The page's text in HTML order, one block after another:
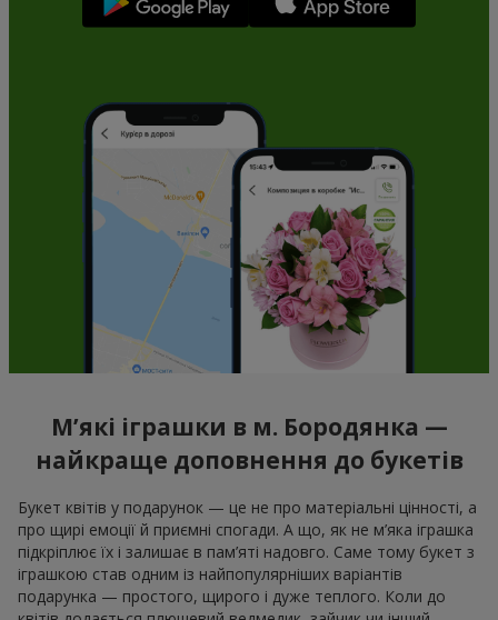
М’які іграшки в м. Бородянка —
найкраще доповнення до букетів
Букет квітів у подарунок — це не про матеріальні цінності, а
про щирі емоції й приємні спогади. А що, як не м’яка іграшка
підкріплює їх і залишає в пам’яті надовго. Саме тому букет з
іграшкою став одним із найпопулярніших варіантів
подарунка — простого, щирого і дуже теплого. Коли до